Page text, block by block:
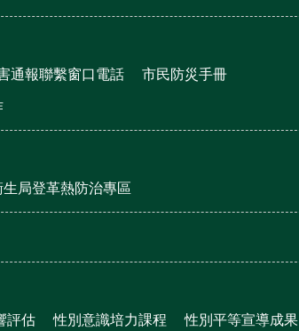
通報聯繫窗口電話 市民防災手冊
局登革熱防治專區
評估 性別意識培力課程 性別平等宣導成果